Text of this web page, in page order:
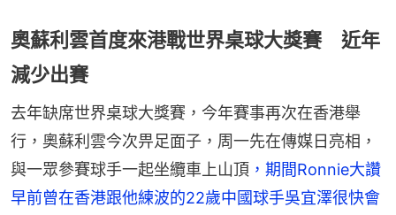
奧蘇利雲首度來港戰世界桌球大獎賽 近年
減少出賽
去年缺席世界桌球大獎賽，今年賽事再次在香港舉
行，奧蘇利雲今次畀足面子，周一先在傳媒日亮相，
與一眾參賽球手一起坐纜車上山頂 ，期間Ronnie大讚
早前曾在香港跟他練波的22歲中國球手吳宜澤很快會